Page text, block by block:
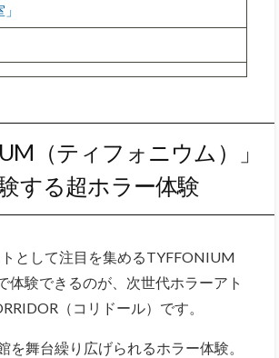
（ティフォニウム）」
する超ホラー体験
として注目を集めるTYFFONIUM
体験できるのが、次世代ホラーアト
（コリドール）です。
を舞台繰り広げられるホラー体験。